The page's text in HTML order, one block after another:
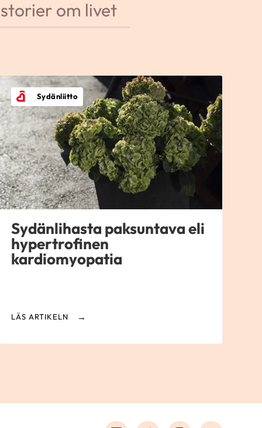
om livet
Sydänliitto
Sydänlihasta paksuntava eli
hypertrofinen
kardiomyopatia
LÄS ARTIKELN